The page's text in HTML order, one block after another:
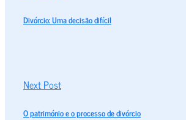
Divórcio: Uma decisão difícil
Next Post
O património e o processo de divórcio